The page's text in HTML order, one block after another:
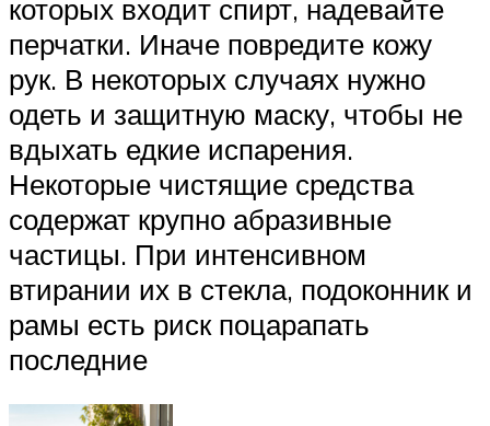
которых входит спирт, надевайте
перчатки. Иначе повредите кожу
рук. В некоторых случаях нужно
одеть и защитную маску, чтобы не
вдыхать едкие испарения.
Некоторые чистящие средства
содержат крупно абразивные
частицы. При интенсивном
втирании их в стекла, подоконник и
рамы есть риск поцарапать
последние